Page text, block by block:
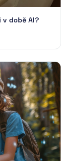
době AI?